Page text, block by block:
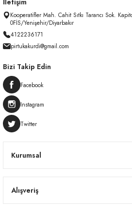
İletişim
Kooperatifler Mah. Cahit Sıtkı Tarancı Sok.
0FİS/Yenişehir/Diyarbakır
4122236171
pirtukakurdi@gmail.com
Kurumsal
Alışveriş
Bizi Takip Edin
Facebook
Instagram
Twitter